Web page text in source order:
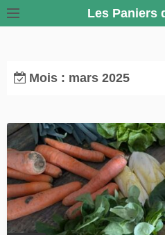
k
Les Paniers
Mois : mars 2025